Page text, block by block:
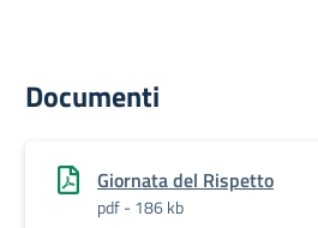
Documenti
Giornata del Rispetto
pdf - 186 kb